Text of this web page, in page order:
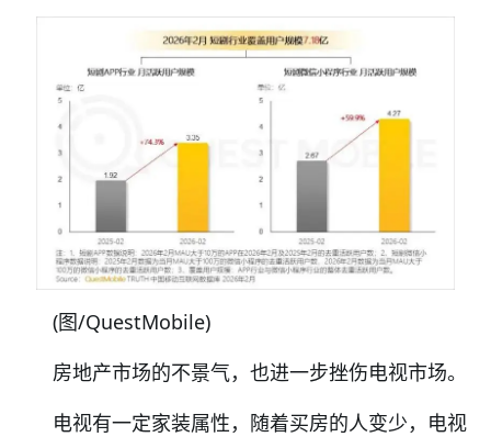
(图/QuestMobile)
房地产市场的不景气，也进一步挫伤电视市场。
电视有一定家装属性，随着买房的人变少，电视